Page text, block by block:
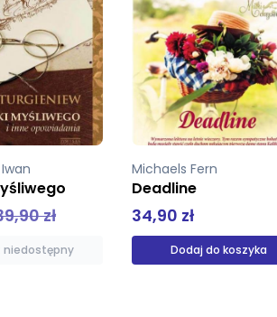
zł
niedostępny
Michaels Fern
Deadline
34,90 zł
Dodaj do koszyka